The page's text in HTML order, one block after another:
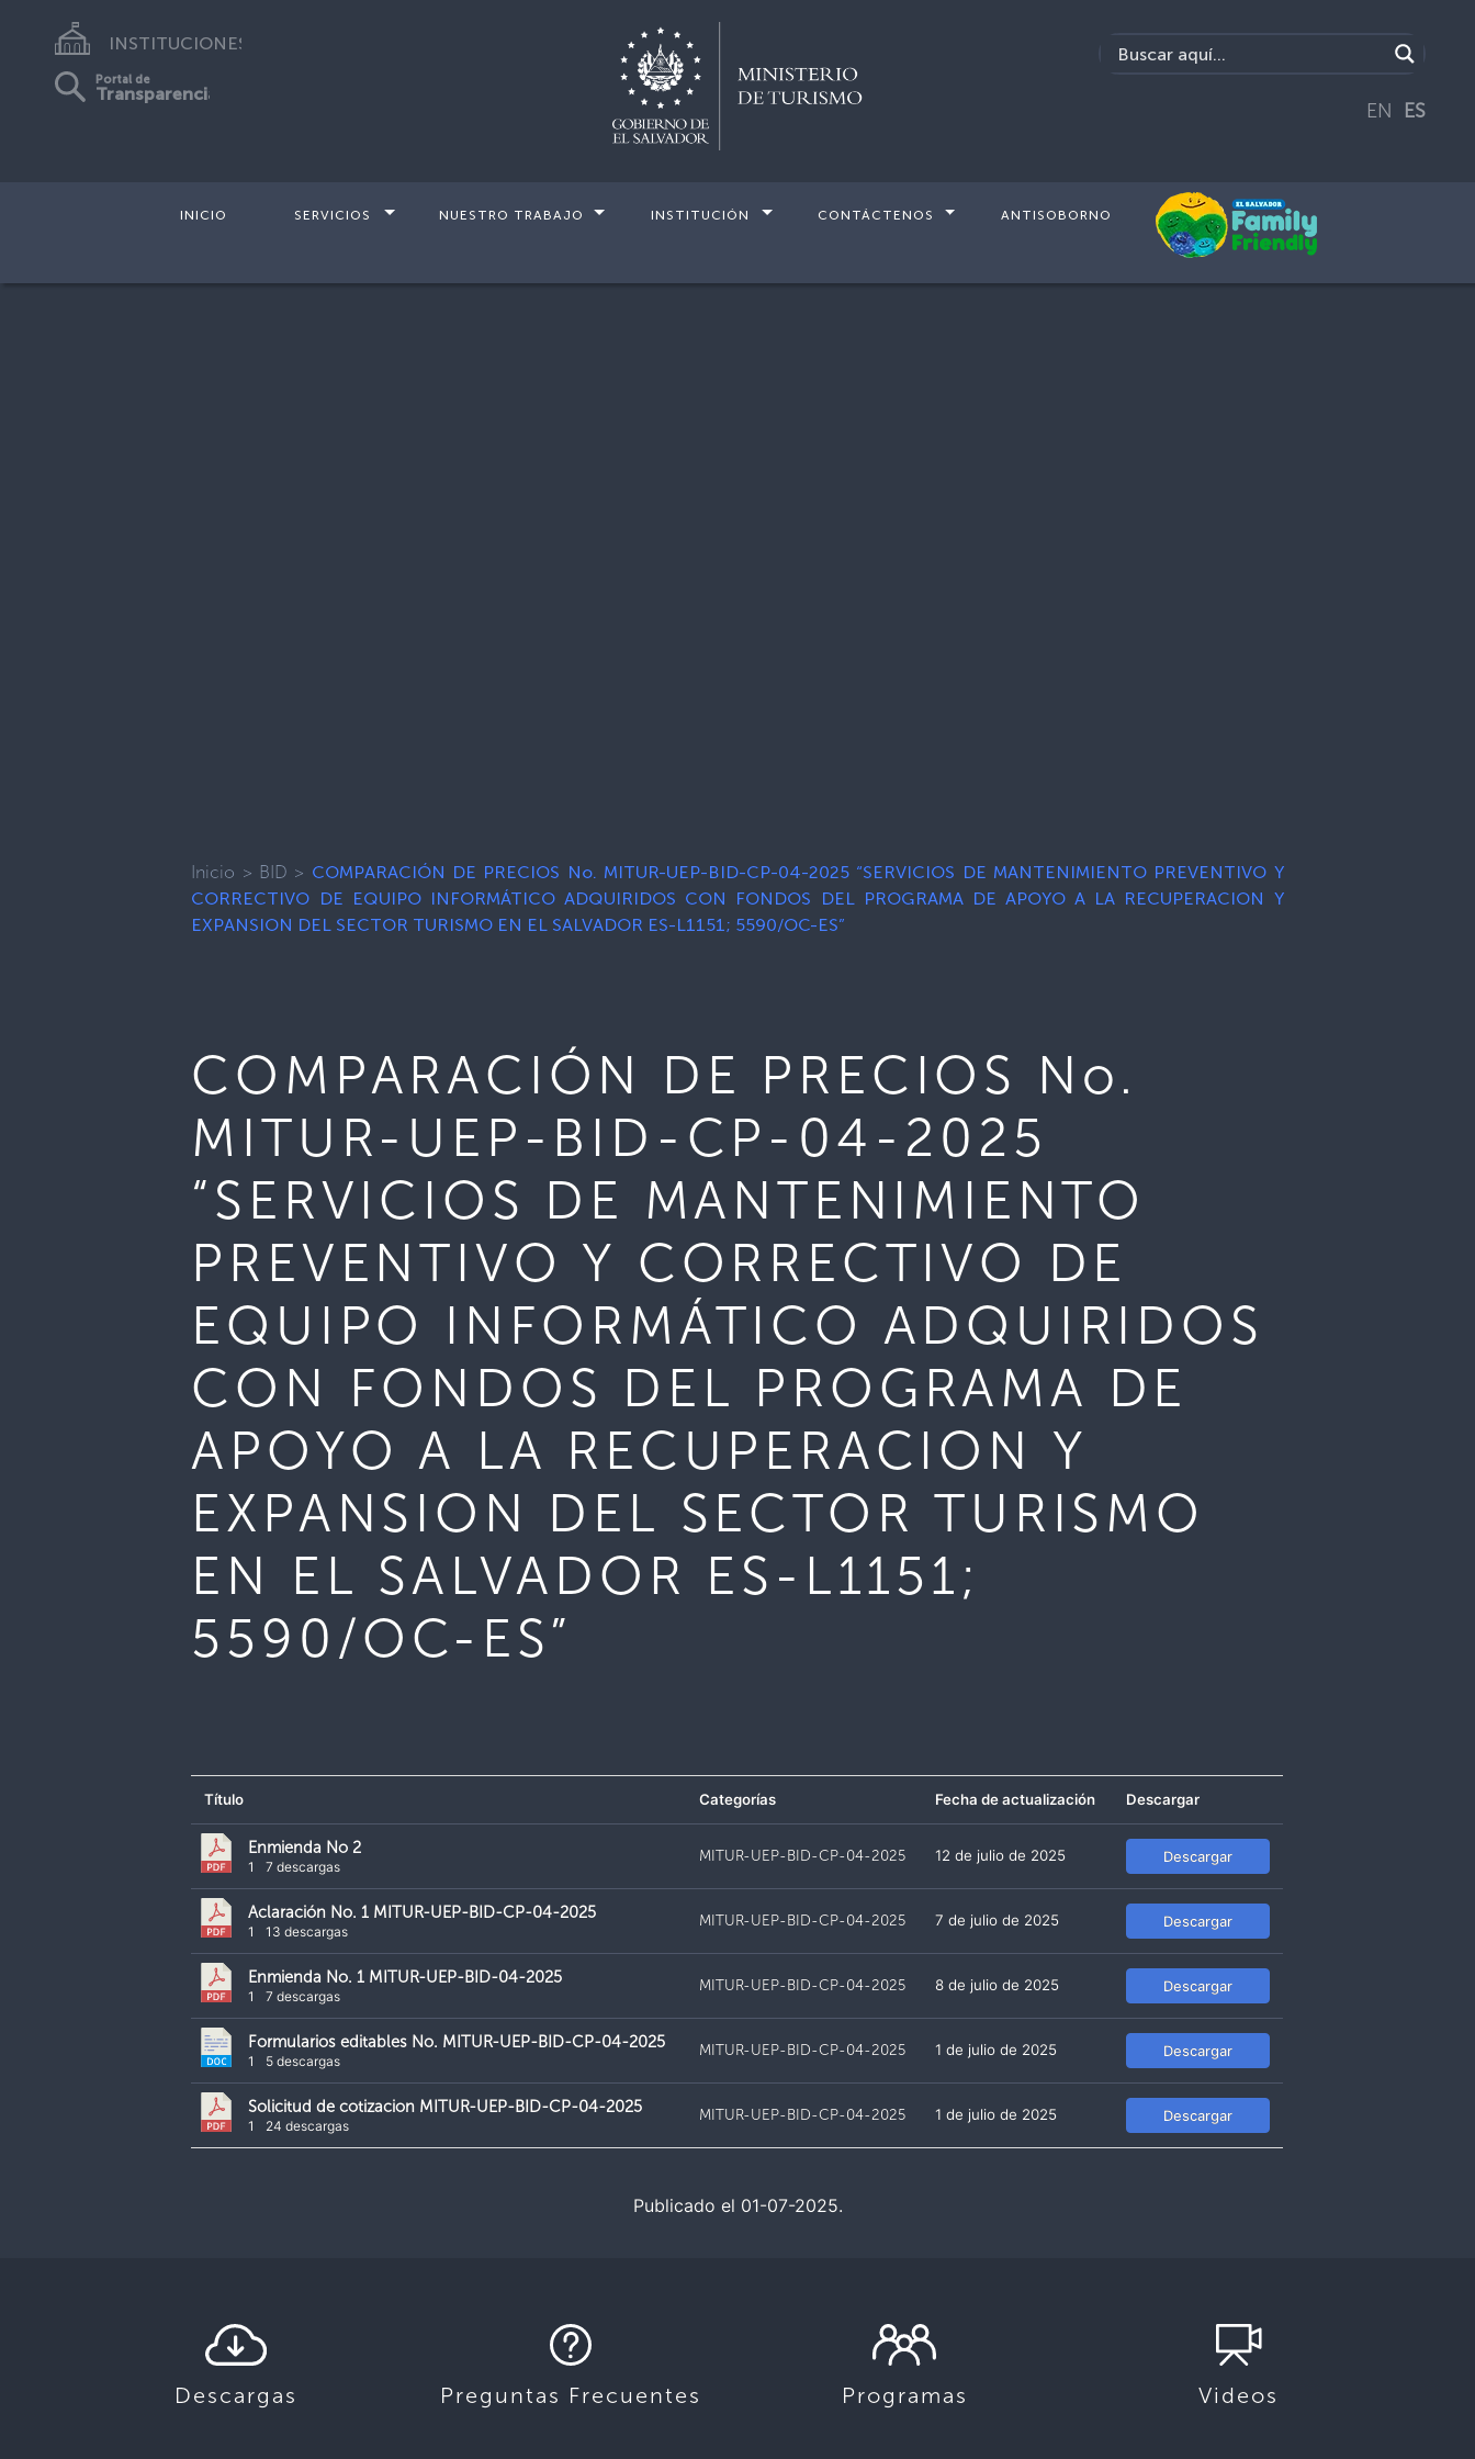
INSTITUCIONES
Portal de
Transparencia
EN ES
INICIO SERVICIOS NUESTRO TRABAJO INSTITUCIÓN CONTÁCTENOS ANTISOBORNO
Inicio > BID > COMPARACIÓN DE PRECIOS No. MITUR-UEP-BID-CP-04-2025 “SERVICIOS DE MANTENIMIENTO PREVENTIVO Y
CORRECTIVO DE EQUIPO INFORMÁTICO ADQUIRIDOS CON FONDOS DEL PROGRAMA DE APOYO A LA RECUPERACION Y
EXPANSION DEL SECTOR TURISMO EN EL SALVADOR ES-L1151; 5590/OC-ES”
COMPARACIÓN DE PRECIOS No.
MITUR-UEP-BID-CP-04-2025
“SERVICIOS DE MANTENIMIENTO
PREVENTIVO Y CORRECTIVO DE
EQUIPO INFORMÁTICO ADQUIRIDOS
CON FONDOS DEL PROGRAMA DE
APOYO A LA RECUPERACION Y
EXPANSION DEL SECTOR TURISMO
EN EL SALVADOR ES-L1151;
5590/OC-ES”
Título Categorías Fecha de actualización Descargar
Enmienda No 2
1 7 descargas
MITUR-UEP-BID-CP-04-2025 12 de julio de 2025 Descargar
Aclaración No. 1 MITUR-UEP-BID-CP-04-2025
1 13 descargas
MITUR-UEP-BID-CP-04-2025 7 de julio de 2025 Descargar
Enmienda No. 1 MITUR-UEP-BID-04-2025
1 7 descargas
MITUR-UEP-BID-CP-04-2025 8 de julio de 2025 Descargar
Formularios editables No. MITUR-UEP-BID-CP-04-2025
1 5 descargas
MITUR-UEP-BID-CP-04-2025 1 de julio de 2025 Descargar
Solicitud de cotizacion MITUR-UEP-BID-CP-04-2025
1 24 descargas
MITUR-UEP-BID-CP-04-2025 1 de julio de 2025 Descargar
Publicado el 01-07-2025.
Descargas Preguntas Frecuentes Programas Videos